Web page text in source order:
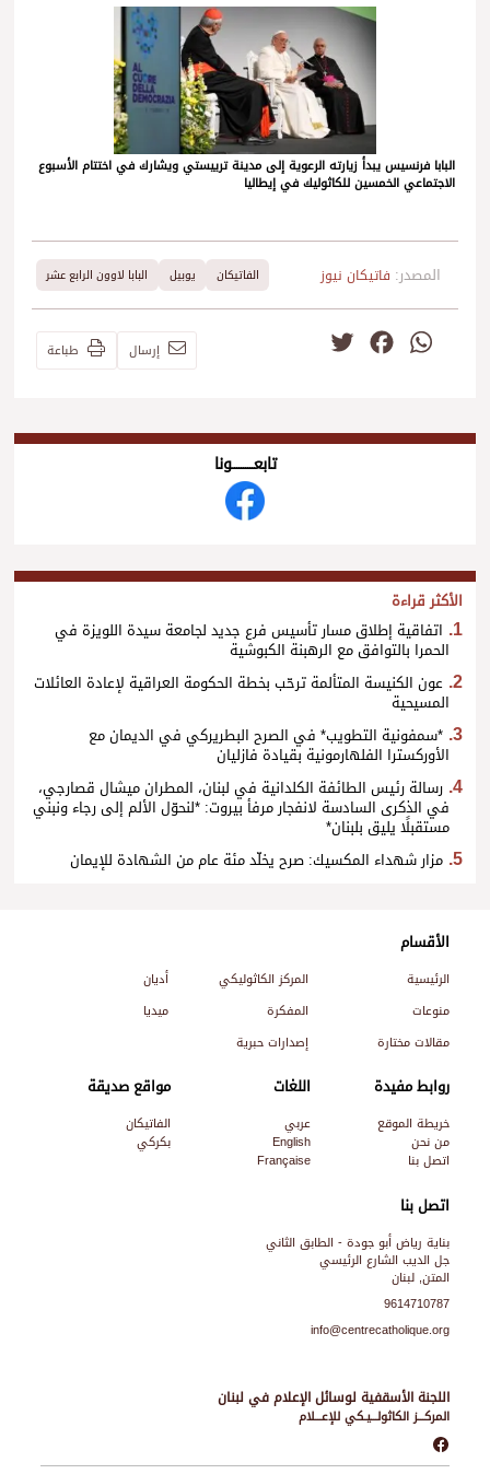
البابا فرنسيس يبدأ زيارته الرعوية إلى مدينة ترييستي ويشارك في اختتام الأسبوع
الاجتماعي الخمسين للكاثوليك في إيطاليا
المصدر: فاتيكان نيوز الفاتيكان يوبيل البابا لاوون الرابع عشر
WhatsApp
Facebook إرسال طباعة
تابعــــــــــونا
الأكثر قراءة
اتفاقية إطلاق مسار تأسيس فرع جديد لجامعة سيدة اللويزة في
الحمرا بالتوافق مع الرهبنة الكبوشية
عون الكنيسة المتألمة ترحّب بخطة الحكومة العراقية لإعادة العائلات
المسيحية
*سمفونية التطويب* في الصرح البطريركي في الديمان مع
الأوركسترا الفلهارمونية بقيادة فازليان
رسالة رئيس الطائفة الكلدانية في لبنان، المطران ميشال قصارجي،
في الذكرى السادسة لانفجار مرفأ بيروت: *لنحوّل الألم إلى رجاء ونبني
مستقبلًا يليق بلبنان*
مزار شهداء المكسيك: صرح يخلّد مئة عام من الشهادة للإيمان
اللجنة الأسقفية لوسائل الإعلام في لبنان
المركـــز الكاثولـــيـكي للإعـــلام
اتصل بنا
بناية رياض أبو جودة - الطابق الثاني
جل الديب الشارع الرئيسي
المتن, لبنان
9614710787
info@centrecatholique.org
الأقسام
الرئيسية المركز الكاثوليكي
أديان
منوعات
المفكرة
ميديا
مقالات مختارة
إصدارات حبرية
روابط مفيدة
خريطة الموقع
من نحن
اتصل بنا
اللغات
عربي
English
Française
مواقع صديقة
الفاتيكان
بكركي